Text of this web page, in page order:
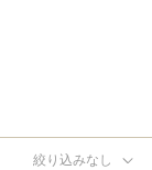
絞り込みなし